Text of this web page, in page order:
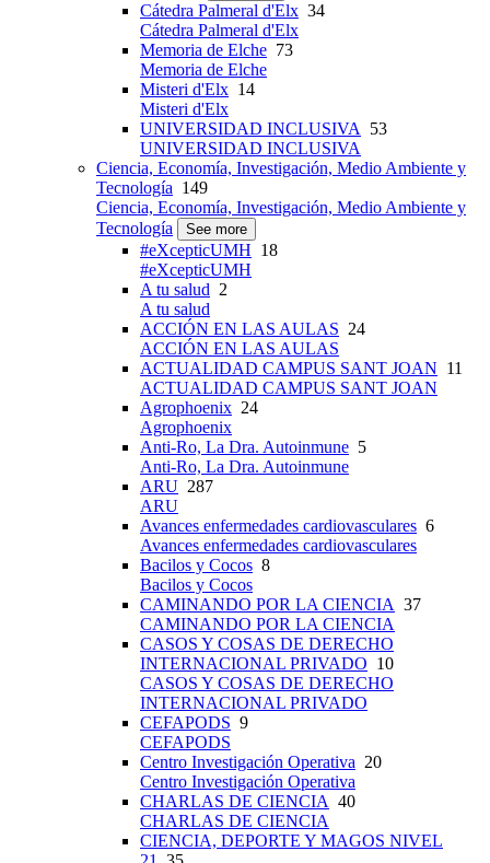
Cátedra Palmeral d'Elx 34
Cátedra Palmeral d'Elx
Memoria de Elche 73
Memoria de Elche
Misteri d'Elx 14
Misteri d'Elx
UNIVERSIDAD INCLUSIVA 53
UNIVERSIDAD INCLUSIVA
Ciencia, Economía, Investigación, Medio Ambiente y
Tecnología 149
Ciencia, Economía, Investigación, Medio Ambiente y
Tecnología
See more
#eXcepticUMH 18
#eXcepticUMH
A tu salud 2
A tu salud
ACCIÓN EN LAS AULAS 24
ACCIÓN EN LAS AULAS
ACTUALIDAD CAMPUS SANT JOAN 11
ACTUALIDAD CAMPUS SANT JOAN
Agrophoenix 24
Agrophoenix
Anti-Ro, La Dra. Autoinmune 5
Anti-Ro, La Dra. Autoinmune
ARU 287
ARU
Avances enfermedades cardiovasculares 6
Avances enfermedades cardiovasculares
Bacilos y Cocos 8
Bacilos y Cocos
CAMINANDO POR LA CIENCIA 37
CAMINANDO POR LA CIENCIA
CASOS Y COSAS DE DERECHO
INTERNACIONAL PRIVADO 10
CASOS Y COSAS DE DERECHO
INTERNACIONAL PRIVADO
CEFAPODS 9
CEFAPODS
Centro Investigación Operativa 20
Centro Investigación Operativa
CHARLAS DE CIENCIA 40
CHARLAS DE CIENCIA
CIENCIA, DEPORTE Y MAGOS NIVEL